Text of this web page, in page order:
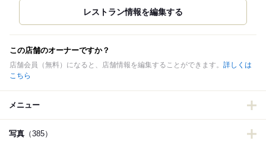
この店舗のオーナーですか？
店舗会員（無料）になると、店舗情報を編集することができます。 詳しくは
こちら
メニュー
写真 （385）